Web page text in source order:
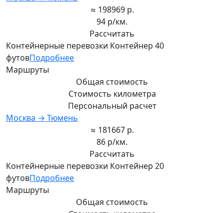
≈ 198969 р.
94 р/км.
Рассчитать
Контейнерные перевозки Контейнер 40
футовПодробнее
Маршруты
Общая стоимость
Стоимость километра
Персональный расчет
Москва → Тюмень
≈ 181667 р.
86 р/км.
Рассчитать
Контейнерные перевозки Контейнер 20
футовПодробнее
Маршруты
Общая стоимость